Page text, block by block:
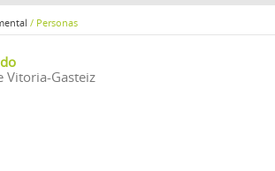
/ Personas
Vitoria-Gasteiz